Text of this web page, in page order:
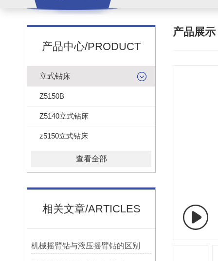
产品中心/PRODUCT
立式钻床
Z5150B
Z5140立式钻床
z5150立式钻床
查看全部
相关文章/ARTICLES
机械摇臂钻与液压摇臂钻的区别
产品展示